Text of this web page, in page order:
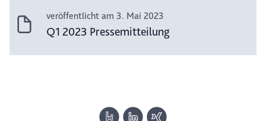
veröffentlicht am 3. Mai 2023
Q1 2023 Pressemitteilung